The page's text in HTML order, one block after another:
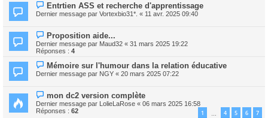
Entrtien ASS et recherche d'apprentissage
Dernier message par Vortexbio31*. « 11 avr. 2025 09:40
Proposition aide...
Dernier message par Maud32 « 31 mars 2025 19:22
Réponses : 4
Mémoire sur l'humour dans la relation éducative
Dernier message par NGY « 20 mars 2025 07:22
mon dc2 version complète
Dernier message par LolieLaRose « 06 mars 2025 16:58
Réponses : 62 1 4 5 6 7